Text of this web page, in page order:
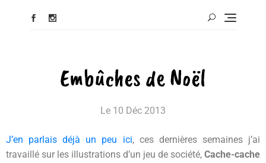
Embûches de Noël
Le 10 Déc 2013
J’en parlais déjà un peu ici, ces dernières semaines j’ai
travaillé sur les illustrations d’un jeu de société, Cache-cache